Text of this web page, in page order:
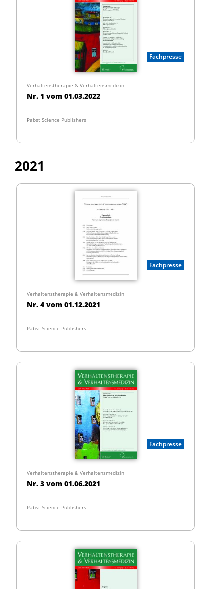
Fachpresse
Verhaltenstherapie & Verhaltensmedizin
Nr. 1 vom 01.03.2022
Pabst Science Publishers
2021
Fachpresse
Verhaltenstherapie & Verhaltensmedizin
Nr. 4 vom 01.12.2021
Pabst Science Publishers
Fachpresse
Verhaltenstherapie & Verhaltensmedizin
Nr. 3 vom 01.06.2021
Pabst Science Publishers